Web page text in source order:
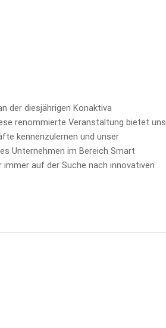
der diesjährigen Konaktiva
renommierte Veranstaltung bietet uns
kennenzulernen und unser
Unternehmen im Bereich Smart
auf der Suche nach innovativen